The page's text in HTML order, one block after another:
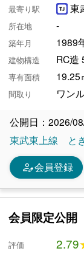
最寄り駅 東
所在地 -
築年月 1989
建物構造 RC造
専有面積 19.25
間取り ワン
公開日：2026/
東武東上線
と
person_edit会員登録
会員限定公開
評価 2.79